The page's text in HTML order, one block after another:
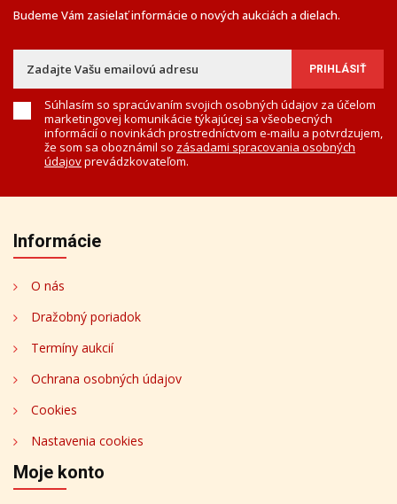
Budeme Vám zasielať informácie o nových aukciách a dielach.
Súhlasím so spracúvaním svojich osobných údajov za účelom
marketingovej komunikácie týkajúcej sa všeobecných
informácií o novinkách prostredníctvom e-mailu a potvrdzujem,
že som sa oboznámil so zásadami spracovania osobných
údajovprevádzkovateľom.
Informácie
O nás
Dražobný poriadok
Termíny aukcií
Ochrana osobných údajov
Cookies
Nastavenia cookies
Moje konto